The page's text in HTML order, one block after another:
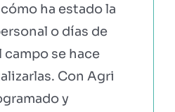
ha estado la
o días de
se hace
Con Agri
y